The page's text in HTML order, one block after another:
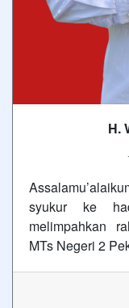
H.
syukur ke
melimpahkan
MTs Negeri 2